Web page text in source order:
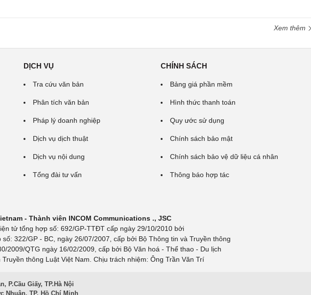
Xem thêm
DỊCH VỤ
Tra cứu văn bản
Phân tích văn bản
Pháp lý doanh nghiệp
Dịch vụ dịch thuật
Dịch vụ nội dung
Tổng đài tư vấn
CHÍNH SÁCH
Bảng giá phần mềm
Hình thức thanh toán
Quy ước sử dụng
Chính sách bảo mật
Chính sách bảo vệ dữ liệu cá nhân
Thông báo hợp tác
- Thành viên INCOM Communications ., JSC
tử tổng hợp số: 692/GP-TTĐT cấp ngày 29/10/2010 bởi
322/GP - BC, ngày 26/07/2007, cấp bởi Bộ Thông tin và Truyền thông
2009/QTG ngày 16/02/2009, cấp bởi Bộ Văn hoá - Thể thao - Du lịch
thông Luật Việt Nam. Chịu trách nhiệm: Ông Trần Văn Trí
P.Cầu Giấy, TP.Hà Nội
Nhuận, TP. Hồ Chí Minh